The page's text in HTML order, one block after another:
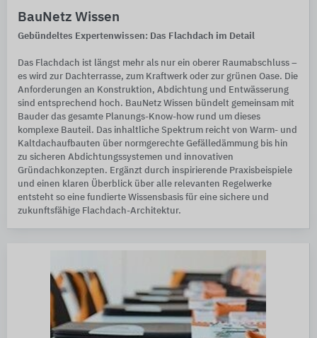
BauNetz Wissen
Gebündeltes Expertenwissen: Das Flachdach im Detail
Das Flachdach ist längst mehr als nur ein oberer Raumabschluss –
es wird zur Dachterrasse, zum Kraftwerk oder zur grünen Oase. Die
Anforderungen an Konstruktion, Abdichtung und Entwässerung
sind entsprechend hoch. BauNetz Wissen bündelt gemeinsam mit
Bauder das gesamte Planungs-Know-how rund um dieses
komplexe Bauteil. Das inhaltliche Spektrum reicht von Warm- und
Kaltdachaufbauten über normgerechte Gefälledämmung bis hin
zu sicheren Abdichtungssystemen und innovativen
Gründachkonzepten. Ergänzt durch inspirierende Praxisbeispiele
und einen klaren Überblick über alle relevanten Regelwerke
entsteht so eine fundierte Wissensbasis für eine sichere und
zukunftsfähige Flachdach-Architektur.